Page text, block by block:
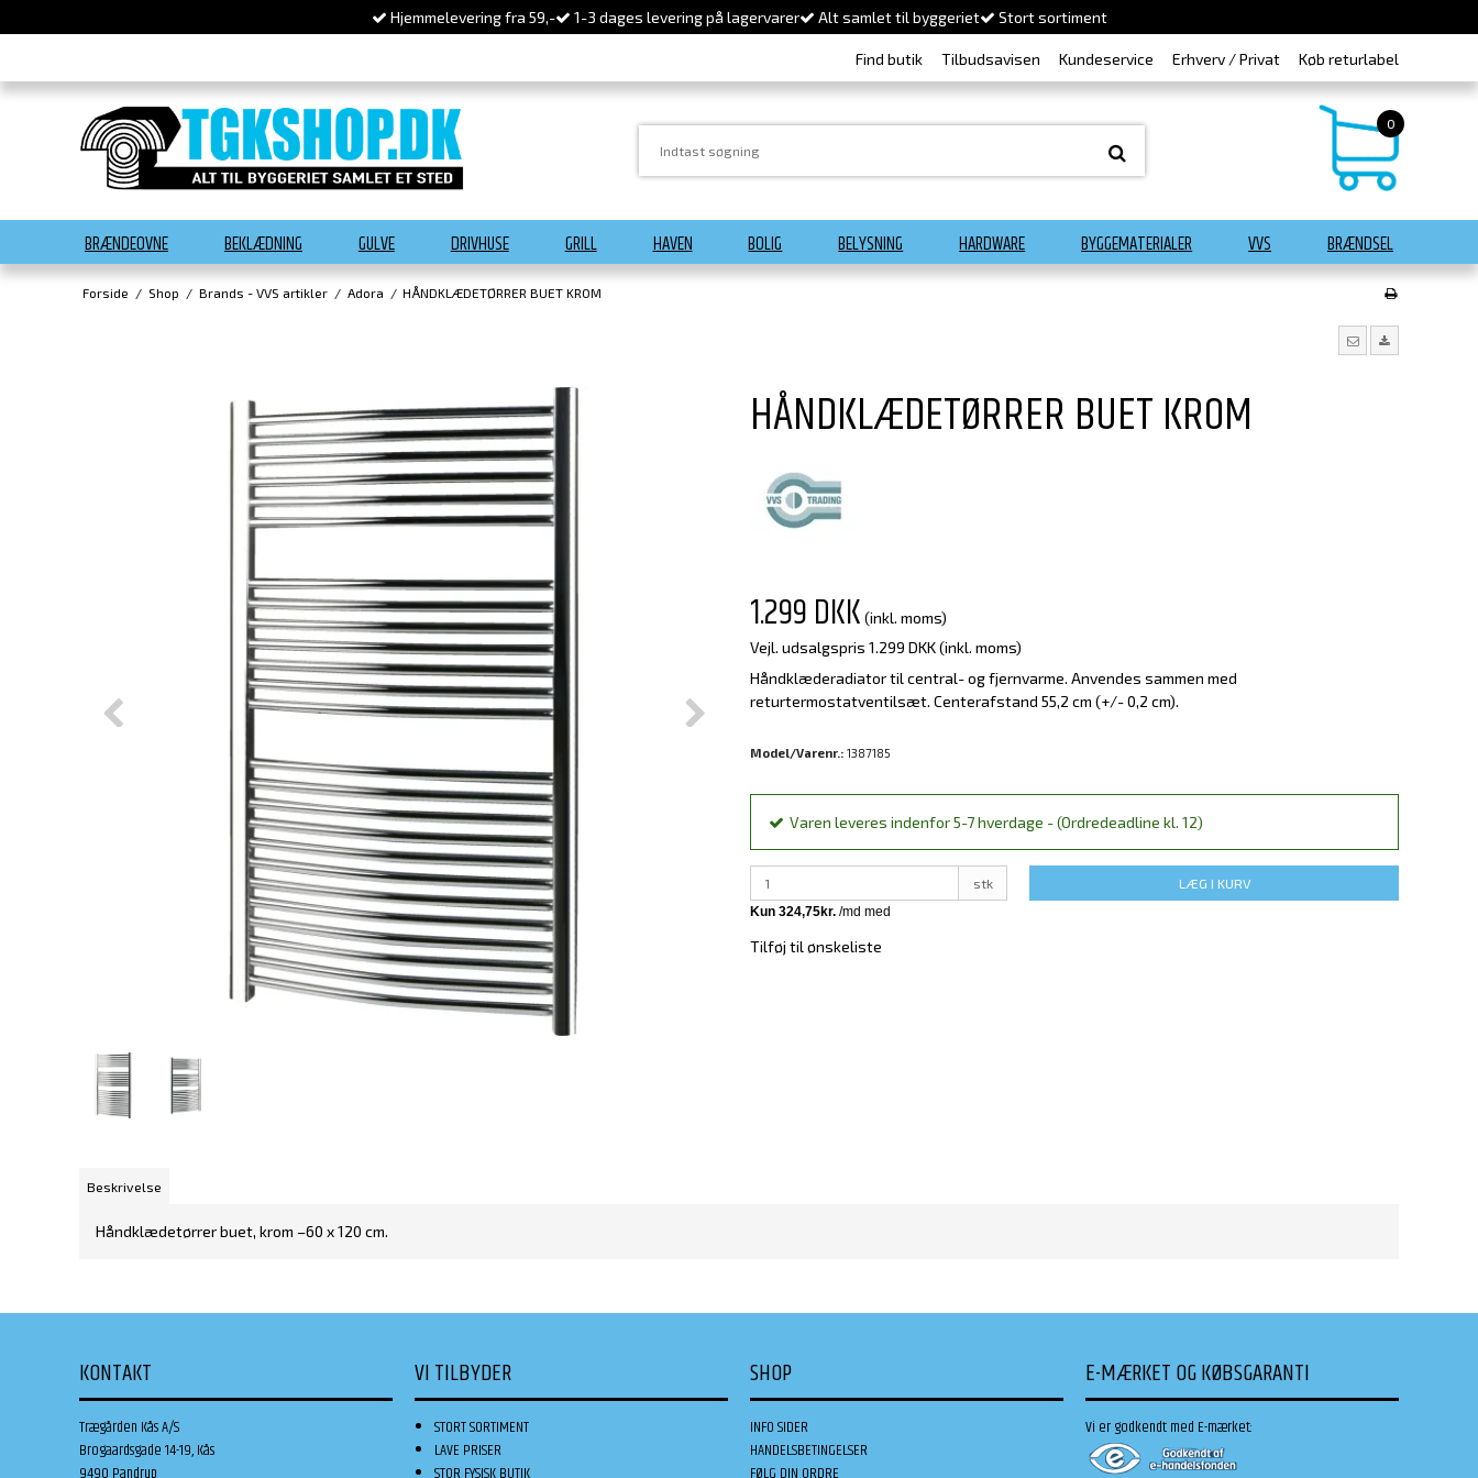
Hjemmelevering fra 59,- 1-3 dages levering på lagervarer Alt samlet til byggeriet Stort sortiment
Find butik Tilbudsavisen Kundeservice Erhverv / Privat Køb returlabel
0
BRÆNDEOVNE BEKLÆDNING GULVE DRIVHUSE GRILL HAVEN BOLIG BELYSNING HARDWARE BYGGEMATERIALER VVS BRÆNDSEL
Forside / Shop / Brands - VVS artikler / Adora / HÅNDKLÆDETØRRER BUET KROM
HÅNDKLÆDETØRRER BUET KROM
1.299 DKK (inkl. moms)
Vejl. udsalgspris 1.299 DKK(inkl. moms)
Håndklæderadiator til central- og fjernvarme. Anvendes sammen med
returtermostatventilsæt. Centerafstand 55,2 cm (+/- 0,2 cm).
Model/Varenr.: 1387185
Varen leveres indenfor 5-7 hverdage - (Ordredeadline kl. 12)
stk LÆG I KURV
Tilføj til ønskeliste
Beskrivelse
Håndklædetørrer buet, krom –60 x 120 cm.
KONTAKT
Trægården Kås A/S
Brogaardsgade 14-19, Kås
VI TILBYDER
STORT SORTIMENT
LAVE PRISER
SHOP
INFO SIDER
HANDELSBETINGELSER
E-MÆRKET OG KØBSGARANTI
Vi er godkendt med E-mærket: